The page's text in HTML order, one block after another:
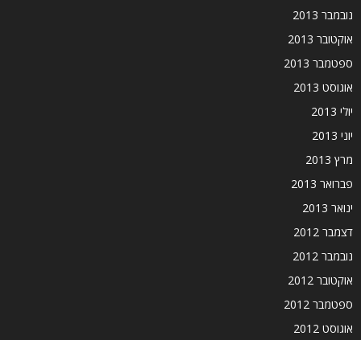
נובמבר 2013
אוקטובר 2013
ספטמבר 2013
אוגוסט 2013
יולי 2013
יוני 2013
מרץ 2013
פברואר 2013
ינואר 2013
דצמבר 2012
נובמבר 2012
אוקטובר 2012
ספטמבר 2012
אוגוסט 2012